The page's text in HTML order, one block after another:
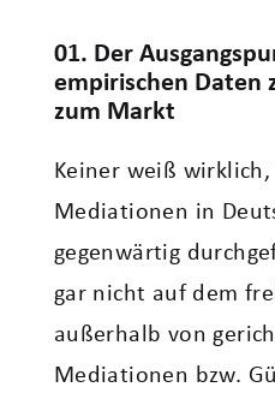
01. Der
empirischen Daten
zum Markt
Keiner weiß
Mediationen in
gegenwärtig
gar nicht auf dem
außerhalb von
Mediationen bzw.